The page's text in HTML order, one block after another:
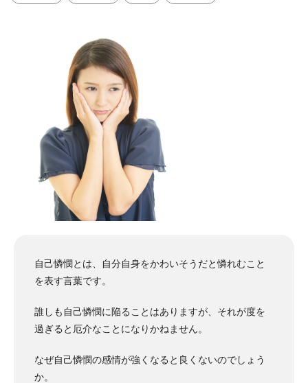
自己憐憫とは、自分自身をかわいそうだと憐れむこと
を表す言葉です。
誰しも自己憐憫に陥ることはありますが、それが度を
過ぎると厄介なことになりかねません。
なぜ自己憐憫の感情が強くなると良くないのでしょう
か。